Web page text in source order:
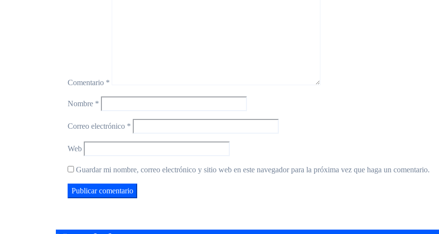
Comentario *
Nombre *
Correo electrónico *
Web
Guardar mi nombre, correo electrónico y sitio web en este navegador para la próxima vez que haga un comentario.